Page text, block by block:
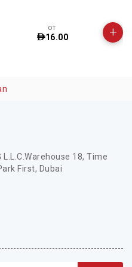
+
L.L.C.Warehouse 18, Time
First, Dubai